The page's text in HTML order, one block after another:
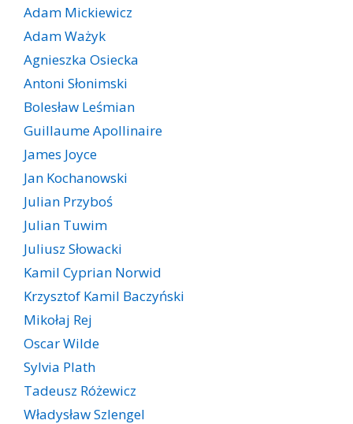
Adam Mickiewicz
Adam Ważyk
Agnieszka Osiecka
Antoni Słonimski
Bolesław Leśmian
Guillaume Apollinaire
James Joyce
Jan Kochanowski
Julian Przyboś
Julian Tuwim
Juliusz Słowacki
Kamil Cyprian Norwid
Krzysztof Kamil Baczyński
Mikołaj Rej
Oscar Wilde
Sylvia Plath
Tadeusz Różewicz
Władysław Szlengel